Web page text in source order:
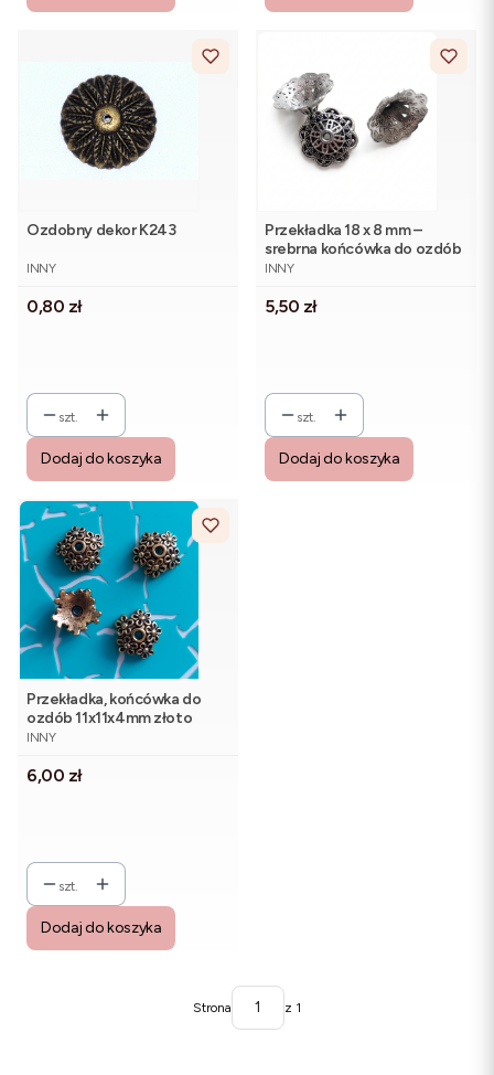
Ozdobny dekor K243
PRODUCENT
INNY
Cena
0,80 zł
szt.
Dodaj do koszyka
Przekładka 18 x 8 mm –
srebrna końcówka do ozdób
i biżuterii (5 szt.)
PRODUCENT
INNY
Cena
5,50 zł
szt.
Dodaj do koszyka
Przekładka, końcówka do
ozdób 11x11x4mm złoto
(7szt)
PRODUCENT
INNY
Cena
6,00 zł
szt.
Dodaj do koszyka
Strona z 1